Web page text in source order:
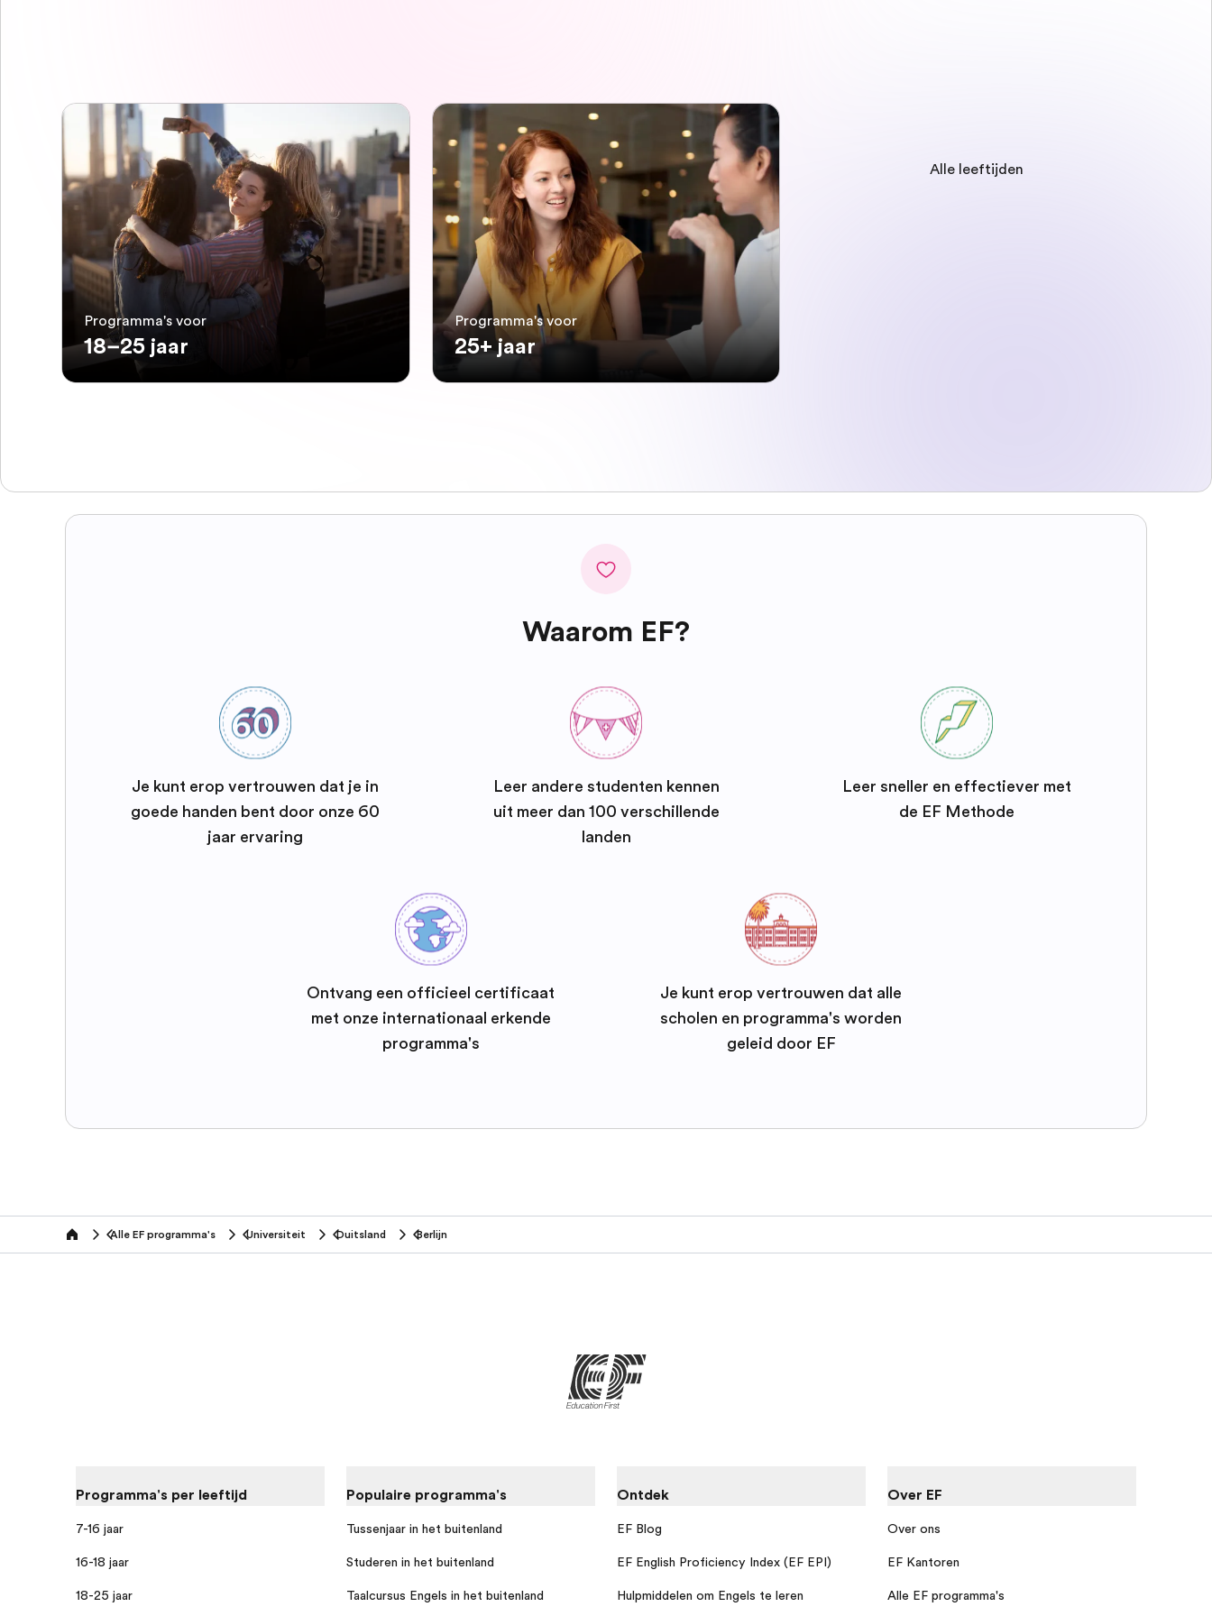
Programma's voor
18–25 jaar
Programma's voor
25+ jaar
Alle leeftijden
Waarom EF?
Je kunt erop vertrouwen dat je in
goede handen bent door onze 60
jaar ervaring
Leer andere studenten kennen
uit meer dan 100 verschillende
landen
Leer sneller en effectiever met
de EF Methode
Ontvang een officieel certificaat
met onze internationaal erkende
programma's
Je kunt erop vertrouwen dat alle
scholen en programma's worden
geleid door EF
home Alle EF programma's Universiteit Duitsland Berlijn
Programma's per leeftijd
7-16 jaar
16-18 jaar
18-25 jaar
Populaire programma's
Tussenjaar in het buitenland
Studeren in het buitenland
Taalcursus Engels in het buitenland
Ontdek
EF Blog
EF English Proficiency Index (EF EPI)
Hulpmiddelen om Engels te leren
Over EF
Over ons
EF Kantoren
Alle EF programma's